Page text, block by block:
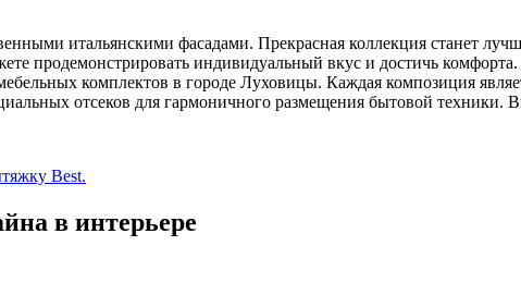
итальянскими фасадами. Прекрасная коллекция станет
продемонстрировать индивидуальный вкус и достичь комфорта.
комплектов в городе Луховицы. Каждая композиция
отсеков для гармоничного размещения бытовой техники.
в интерьере